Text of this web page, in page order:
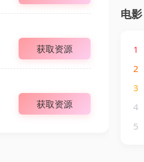
获取资源
获取资源
电影
1
2
3
4
5